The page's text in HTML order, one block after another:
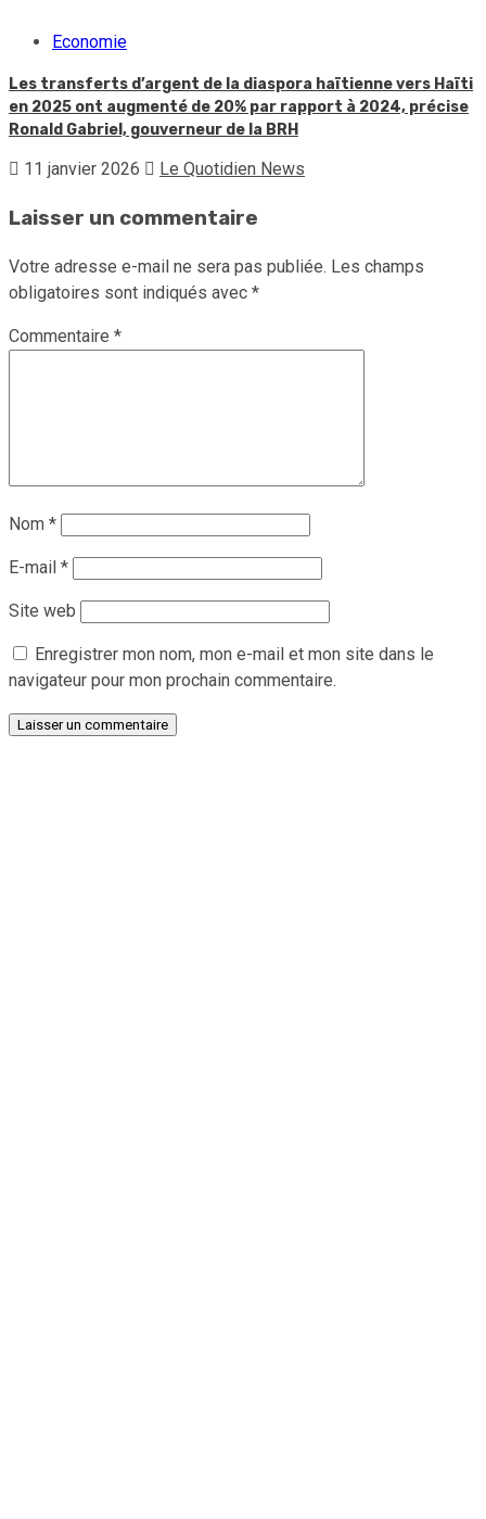
Economie
Les transferts d’argent de la diaspora haïtienne vers Haïti
en 2025 ont augmenté de 20% par rapport à 2024, précise
Ronald Gabriel, gouverneur de la BRH
11 janvier 2026 Le Quotidien News
Laisser un commentaire
Votre adresse e-mail ne sera pas publiée. Les champs
obligatoires sont indiqués avec *
Commentaire *
Nom *
E-mail *
Site web
Enregistrer mon nom, mon e-mail et mon site dans le
navigateur pour mon prochain commentaire.